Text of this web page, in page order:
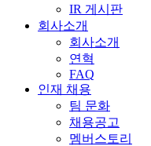
IR 게시판
회사소개
회사소개
연혁
FAQ
인재 채용
팀 문화
채용공고
멤버스토리